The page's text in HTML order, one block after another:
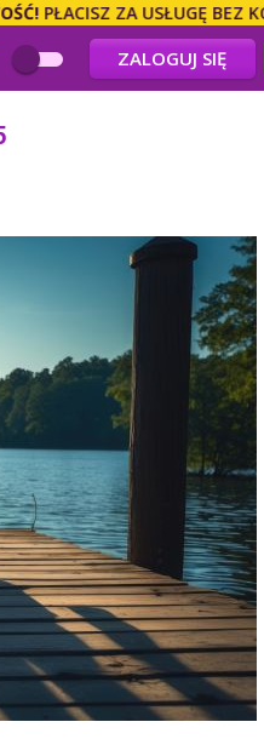
ZA USŁUGĘ BEZ
ZALOGUJ SIĘ